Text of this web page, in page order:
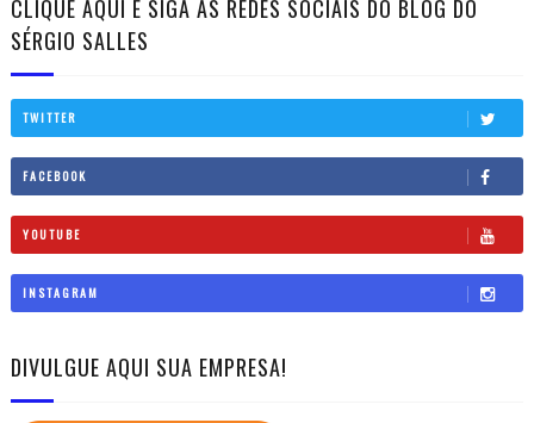
CLIQUE AQUI E SIGA AS REDES SOCIAIS DO BLOG DO
SÉRGIO SALLES
TWITTER
FACEBOOK
YOUTUBE
INSTAGRAM
DIVULGUE AQUI SUA EMPRESA!